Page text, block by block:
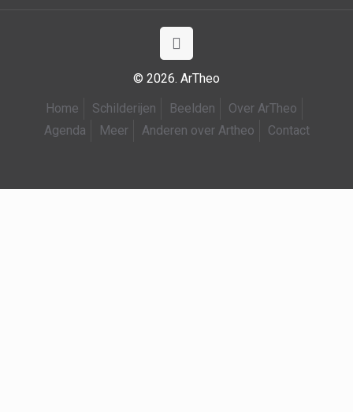
© 2026. ArTheo
Home
Schilderijen Beelden
Over ArTheo
Agenda
Meer Anderen over Artheo Contact